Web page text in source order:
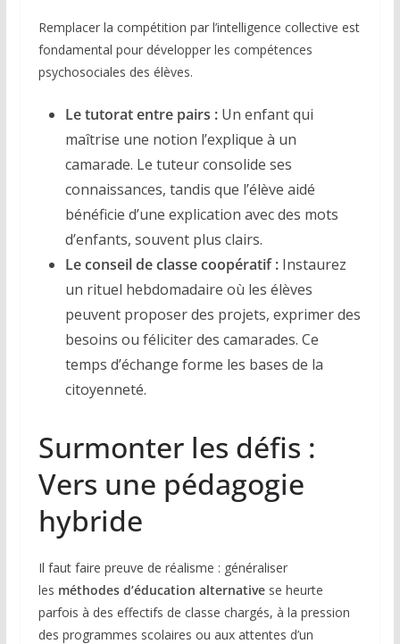
Remplacer la compétition par l’intelligence collective est
fondamental pour développer les compétences
psychosociales des élèves.
Le tutorat entre pairs :Un enfant qui
maîtrise une notion l’explique à un
camarade. Le tuteur consolide ses
connaissances, tandis que l’élève aidé
bénéficie d’une explication avec des mots
d’enfants, souvent plus clairs.
Le conseil de classe coopératif :Instaurez
un rituel hebdomadaire où les élèves
peuvent proposer des projets, exprimer des
besoins ou féliciter des camarades. Ce
temps d’échange forme les bases de la
citoyenneté.
Surmonter les défis :
Vers une pédagogie
hybride
Il faut faire preuve de réalisme : généraliser
les méthodes d’éducation alternativese heurte
parfois à des effectifs de classe chargés, à la pression
des programmes scolaires ou aux attentes d’un